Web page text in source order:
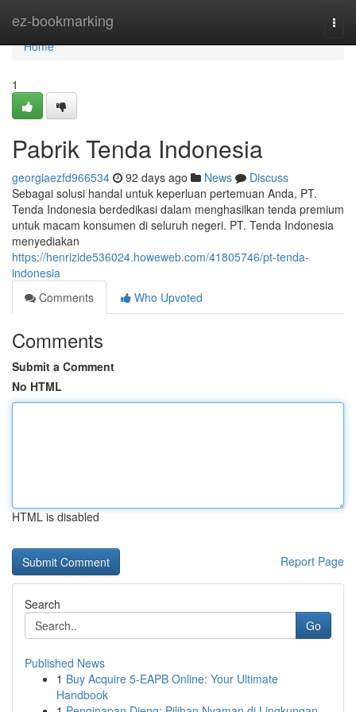
ez-bookmarking
Home
Home
1
Pabrik Tenda Indonesia
georgiaezfd966534 92 days ago News
Discuss
Sebagai solusi handal untuk keperluan pertemuan Anda, PT.
Tenda Indonesia berdedikasi dalam menghasilkan tenda premium
untuk macam konsumen di seluruh negeri. PT. Tenda Indonesia
menyediakan
https://henrizide536024.howeweb.com/41805746/pt-tenda-
indonesia
Comments
Who Upvoted
Comments
Submit a Comment
No HTML
HTML is disabled
Report Page
Search
Go
Published News
1 Buy Acquire 5-EAPB Online: Your Ultimate
Handbook